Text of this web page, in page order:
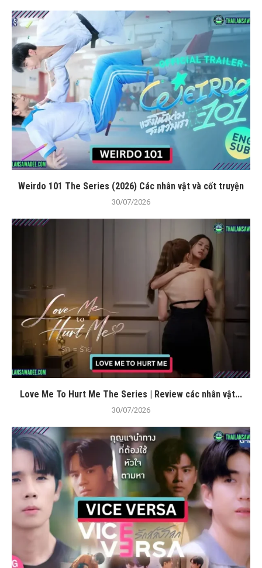
Weirdo 101 The Series (2026) Các nhân vật và cốt truyện
30/07/2026
Love Me To Hurt Me The Series | Review các nhân vật...
30/07/2026